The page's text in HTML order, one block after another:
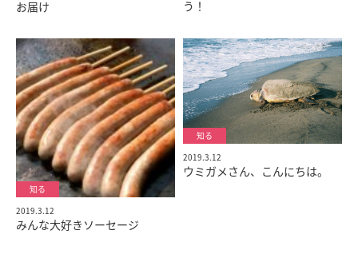
お届け
う！
2019.3.12
みんな大好きソーセージ
2019.3.12
ウミガメさん、こんにちは。